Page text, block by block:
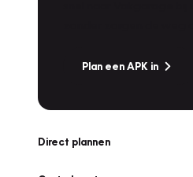
Plan een APK in
Direct plannen